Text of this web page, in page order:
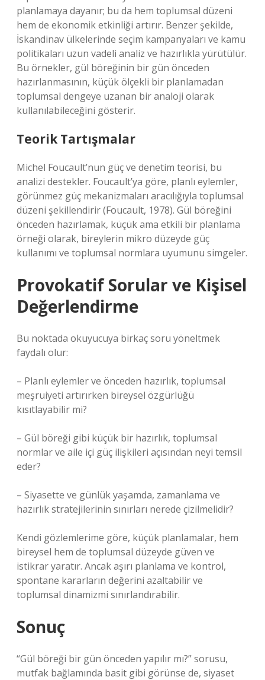
planlamaya dayanır; bu da hem toplumsal düzeni
hem de ekonomik etkinliği artırır. Benzer şekilde,
İskandinav ülkelerinde seçim kampanyaları ve kamu
politikaları uzun vadeli analiz ve hazırlıkla yürütülür.
Bu örnekler, gül böreğinin bir gün önceden
hazırlanmasının, küçük ölçekli bir planlamadan
toplumsal dengeye uzanan bir analoji olarak
kullanılabileceğini gösterir.
Teorik Tartışmalar
Michel Foucault’nun güç ve denetim teorisi, bu
analizi destekler. Foucault’ya göre, planlı eylemler,
görünmez güç mekanizmaları aracılığıyla toplumsal
düzeni şekillendirir (Foucault, 1978). Gül böreğini
önceden hazırlamak, küçük ama etkili bir planlama
örneği olarak, bireylerin mikro düzeyde güç
kullanımı ve toplumsal normlara uyumunu simgeler.
Provokatif Sorular ve Kişisel
Değerlendirme
Bu noktada okuyucuya birkaç soru yöneltmek
faydalı olur:
– Planlı eylemler ve önceden hazırlık, toplumsal
meşruiyeti artırırken bireysel özgürlüğü
kısıtlayabilir mi?
– Gül böreği gibi küçük bir hazırlık, toplumsal
normlar ve aile içi güç ilişkileri açısından neyi temsil
eder?
– Siyasette ve günlük yaşamda, zamanlama ve
hazırlık stratejilerinin sınırları nerede çizilmelidir?
Kendi gözlemlerime göre, küçük planlamalar, hem
bireysel hem de toplumsal düzeyde güven ve
istikrar yaratır. Ancak aşırı planlama ve kontrol,
spontane kararların değerini azaltabilir ve
toplumsal dinamizmi sınırlandırabilir.
Sonuç
“Gül böreği bir gün önceden yapılır mı?” sorusu,
mutfak bağlamında basit gibi görünse de, siyaset